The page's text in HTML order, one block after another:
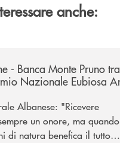
anche:
- Banca Monte Pruno
Nazionale Eubiosa
Albanese: "Ricevere
un onore, ma
di natura benefica il tutto